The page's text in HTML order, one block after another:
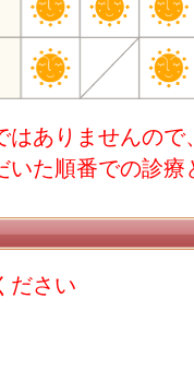
ありませんので
た順番での診療
ださい